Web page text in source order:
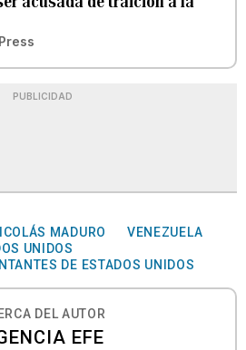
PUBLICIDAD
MADURO
VENEZUELA
UNIDOS
DE ESTADOS UNIDOS
DEL AUTOR
EFE